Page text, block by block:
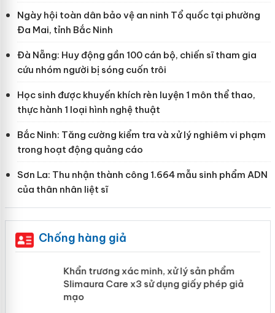
Ngày hội toàn dân bảo vệ an ninh Tổ quốc tại phường
Đa Mai, tỉnh Bắc Ninh
Đà Nẵng: Huy động gần 100 cán bộ, chiến sĩ tham gia
cứu nhóm người bị sóng cuốn trôi
Học sinh được khuyến khích rèn luyện 1 môn thể thao,
thực hành 1 loại hình nghệ thuật
Bắc Ninh: Tăng cường kiểm tra và xử lý nghiêm vi phạm
trong hoạt động quảng cáo
Sơn La: Thu nhận thành công 1.664 mẫu sinh phẩm ADN
của thân nhân liệt sĩ
Chống hàng giả
Khẩn trương xác minh, xử lý sản phẩm
Slimaura Care x3 sử dụng giấy phép giả
mạo